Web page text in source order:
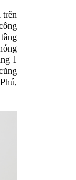
trên
1